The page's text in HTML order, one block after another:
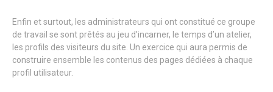
Enfin et surtout, les administrateurs qui ont constitué ce groupe
de travail se sont prêtés au jeu d’incarner, le temps d’un atelier,
les profils des visiteurs du site. Un exercice qui aura permis de
construire ensemble les contenus des pages dédiées à chaque
profil utilisateur.